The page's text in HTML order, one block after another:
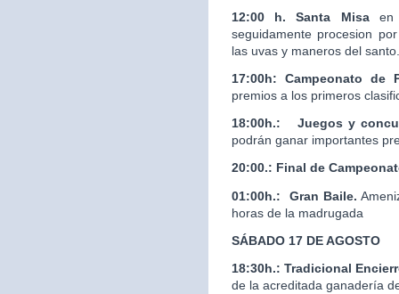
12:00 h. Santa Misaen
seguidamente procesion
las uvas y maneros del santo.
17:00h: Campeonato de
premios a los primeros
18:00h.:
Juegos y
podrán ganar importantes
20:00.: Final de
01:00h.: Gran Baile.
horas de la madrugada
SÁBADO 17 DE AGOSTO
18:30h.: Tradicional
de la acreditada ganadería